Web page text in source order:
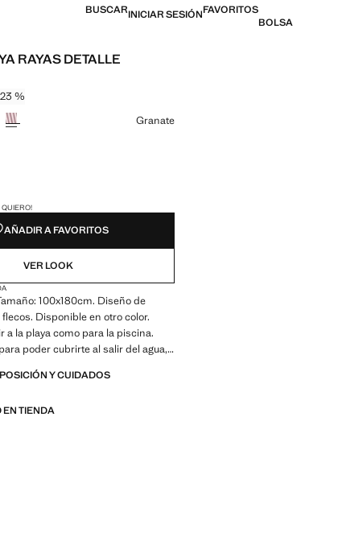
BUSCARINICIAR SESIÓNFAVORITOS
BOLSA
RAYAS DETALLE
[25,99 € ]
€ ]
%
Granate
QUIERO!
AÑADIR A FAVORITOS
VER LOOK
100x180cm. Diseño de
Disponible en otro color.
a la playa como para la piscina.
poder cubrirte al salir del agua,
permite un secado rápido.
Y CUIDADOS
TIENDA